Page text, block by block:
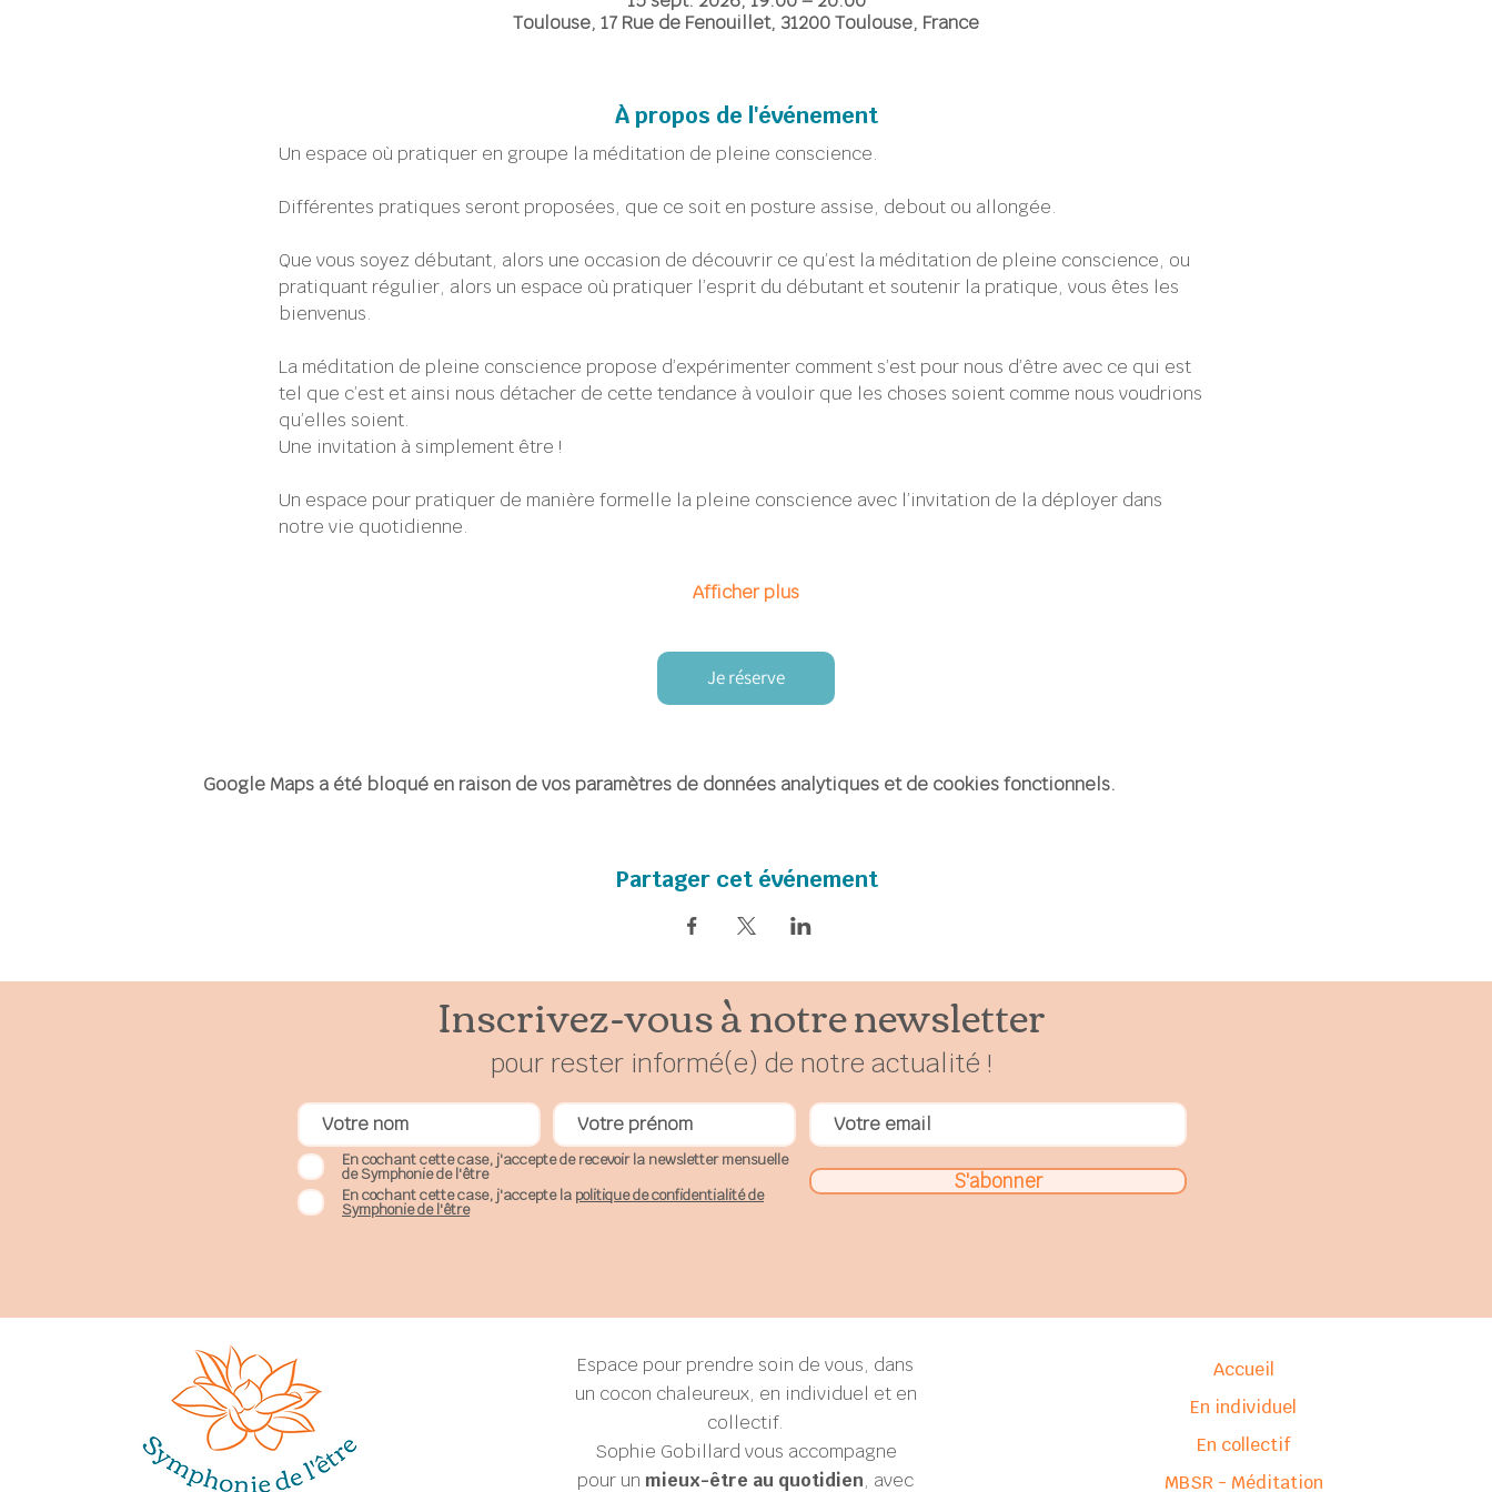
Toulouse, 17 Rue de Fenouillet, 31200 Toulouse, France
À propos de l'événement
Un espace où pratiquer en groupe la méditation de pleine conscience.
Différentes pratiques seront proposées, que ce soit en posture assise, debout ou allongée.
Que vous soyez débutant, alors une occasion de découvrir ce qu’est la méditation de pleine conscience, ou
pratiquant régulier, alors un espace où pratiquer l’esprit du débutant et soutenir la pratique, vous êtes les
bienvenus.
La méditation de pleine conscience propose d’expérimenter comment s’est pour nous d’être avec ce qui est
tel que c’est et ainsi nous détacher de cette tendance à vouloir que les choses soient comme nous voudrions
qu’elles soient.
Une invitation à simplement être !
Un espace pour pratiquer de manière formelle la pleine conscience avec l’invitation de la déployer dans
notre vie quotidienne.
Afficher plus
Je réserve
Google Maps a été bloqué en raison de vos paramètres de données analytiques et de cookies fonctionnels.
Partager cet événement
Inscrivez-vous à notre newsletter
pour resterinformé(e) de notre actualité !
En cochant cette case, j'accepte de recevoir la newsletter mensuelle
de Symphonie de l'être
En cochant cette case, j'accepte la politique de confidentialité de
Symphonie de l'être
S'abonner
Espace pour prendre soin de vous, dans
un cocon chaleureux, en individuel et en
collectif.
Sophie Gobillard vous accompagne
pour un mieux-être au quotidien, avec
Accueil
En individuel
En collectif
MBSR - Méditation